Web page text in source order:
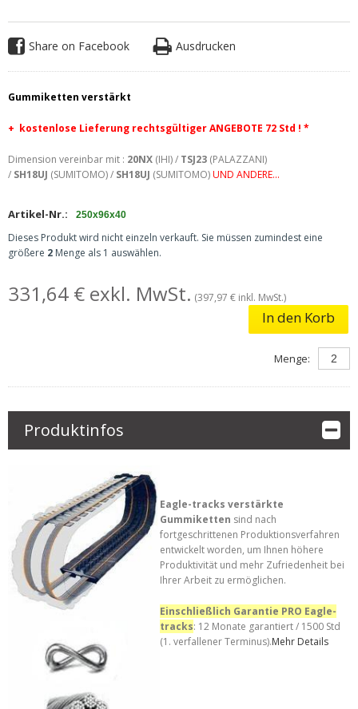
Share on Facebook Ausdrucken
Gummiketten verstärkt
+ kostenlose Lieferung rechtsgültiger ANGEBOTE 72 Std ! *
Dimension vereinbar mit : 20NX(IHI) / TSJ23(PALAZZANI)
/ SH18UJ (SUMITOMO) / SH18UJ (SUMITOMO) UND ANDERE...
Artikel-Nr.: 250x96x40
Dieses Produkt wird nicht einzeln verkauft. Sie müssen zumindest eine
größere 2Menge als 1 auswählen.
331,64 € exkl. MwSt. (397,97 € inkl. MwSt.)
In den Korb
Menge:
Produktinfos
Eagle-tracks verstärkte
Gummiketten sind nach
fortgeschrittenen Produktionsverfahren
entwickelt worden, um Ihnen höhere
Produktivität und mehr Zufriedenheit bei
Ihrer Arbeit zu ermöglichen.
Einschließlich Garantie PRO Eagle-
tracks: 12 Monate garantiert / 1500 Std
(1. verfallener Terminus).Mehr Details